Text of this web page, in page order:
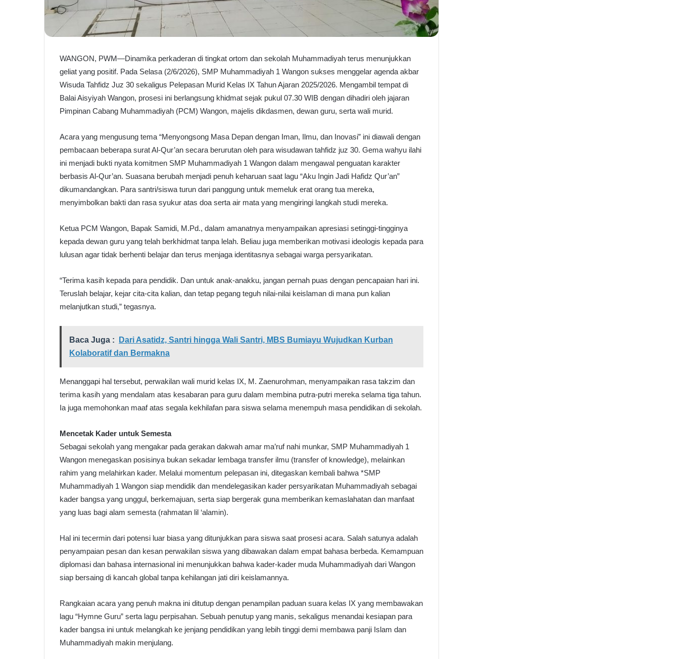
WANGON, PWM—Dinamika perkaderan di tingkat ortom dan sekolah Muhammadiyah terus menunjukkan
geliat yang positif. Pada Selasa (2/6/2026), SMP Muhammadiyah 1 Wangon sukses menggelar agenda akbar
Wisuda Tahfidz Juz 30 sekaligus Pelepasan Murid Kelas IX Tahun Ajaran 2025/2026. Mengambil tempat di
Balai Aisyiyah Wangon, prosesi ini berlangsung khidmat sejak pukul 07.30 WIB dengan dihadiri oleh jajaran
Pimpinan Cabang Muhammadiyah (PCM) Wangon, majelis dikdasmen, dewan guru, serta wali murid.
Acara yang mengusung tema “Menyongsong Masa Depan dengan Iman, Ilmu, dan Inovasi” ini diawali dengan
pembacaan beberapa surat Al-Qur’an secara berurutan oleh para wisudawan tahfidz juz 30. Gema wahyu ilahi
ini menjadi bukti nyata komitmen SMP Muhammadiyah 1 Wangon dalam mengawal penguatan karakter
berbasis Al-Qur’an. Suasana berubah menjadi penuh keharuan saat lagu “Aku Ingin Jadi Hafidz Qur’an”
dikumandangkan. Para santri/siswa turun dari panggung untuk memeluk erat orang tua mereka,
menyimbolkan bakti dan rasa syukur atas doa serta air mata yang mengiringi langkah studi mereka.
Ketua PCM Wangon, Bapak Samidi, M.Pd., dalam amanatnya menyampaikan apresiasi setinggi-tingginya
kepada dewan guru yang telah berkhidmat tanpa lelah. Beliau juga memberikan motivasi ideologis kepada para
lulusan agar tidak berhenti belajar dan terus menjaga identitasnya sebagai warga persyarikatan.
“Terima kasih kepada para pendidik. Dan untuk anak-anakku, jangan pernah puas dengan pencapaian hari ini.
Teruslah belajar, kejar cita-cita kalian, dan tetap pegang teguh nilai-nilai keislaman di mana pun kalian
melanjutkan studi,” tegasnya.
Baca Juga :
Dari Asatidz, Santri hingga Wali Santri, MBS Bumiayu Wujudkan Kurban
Kolaboratif dan Bermakna
Menanggapi hal tersebut, perwakilan wali murid kelas IX, M. Zaenurohman, menyampaikan rasa takzim dan
terima kasih yang mendalam atas kesabaran para guru dalam membina putra-putri mereka selama tiga tahun.
Ia juga memohonkan maaf atas segala kekhilafan para siswa selama menempuh masa pendidikan di sekolah.
Mencetak Kader untuk Semesta
Sebagai sekolah yang mengakar pada gerakan dakwah amar ma’ruf nahi munkar, SMP Muhammadiyah 1
Wangon menegaskan posisinya bukan sekadar lembaga transfer ilmu (transfer of knowledge), melainkan
rahim yang melahirkan kader. Melalui momentum pelepasan ini, ditegaskan kembali bahwa *SMP
Muhammadiyah 1 Wangon siap mendidik dan mendelegasikan kader persyarikatan Muhammadiyah sebagai
kader bangsa yang unggul, berkemajuan, serta siap bergerak guna memberikan kemaslahatan dan manfaat
yang luas bagi alam semesta (rahmatan lil ‘alamin).
Hal ini tecermin dari potensi luar biasa yang ditunjukkan para siswa saat prosesi acara. Salah satunya adalah
penyampaian pesan dan kesan perwakilan siswa yang dibawakan dalam empat bahasa berbeda. Kemampuan
diplomasi dan bahasa internasional ini menunjukkan bahwa kader-kader muda Muhammadiyah dari Wangon
siap bersaing di kancah global tanpa kehilangan jati diri keislamannya.
Rangkaian acara yang penuh makna ini ditutup dengan penampilan paduan suara kelas IX yang membawakan
lagu “Hymne Guru” serta lagu perpisahan. Sebuah penutup yang manis, sekaligus menandai kesiapan para
kader bangsa ini untuk melangkah ke jenjang pendidikan yang lebih tinggi demi membawa panji Islam dan
Muhammadiyah makin menjulang.